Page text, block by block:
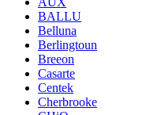
BALLU
Belluna
Berlingtoun
Breeon
Casarte
Centek
Cherbrooke